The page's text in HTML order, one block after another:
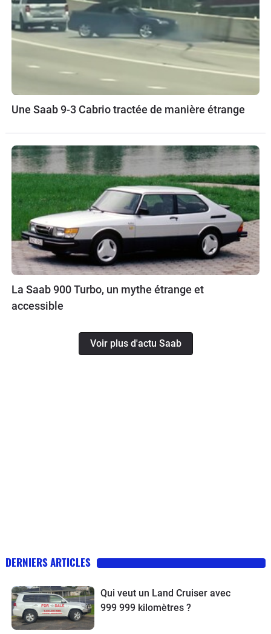
Une Saab 9-3 Cabrio tractée de manière étrange
La Saab 900 Turbo, un mythe étrange et
accessible
Voir plus d'actu Saab
DERNIERS ARTICLES
Qui veut un Land Cruiser avec
999 999 kilomètres ?